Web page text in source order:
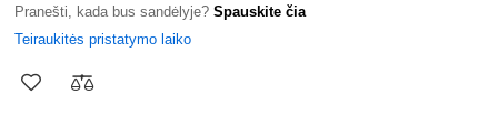
Pranešti, kada bus sandėlyje? Spauskite čia
Teiraukitės pristatymo laiko